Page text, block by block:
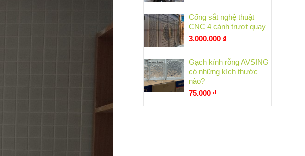
Cổng sắt nghệ thuật
CNC 4 cánh trượt quay
3.000.000 ₫
Gạch kính rỗng AVSING
có những kích thước
nào?
75.000 ₫